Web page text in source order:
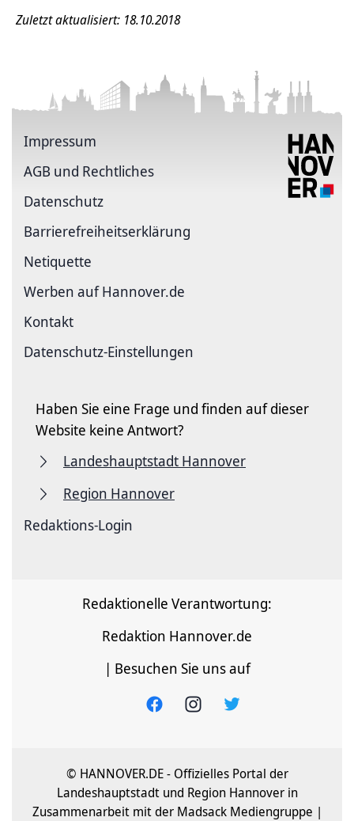
Zuletzt aktualisiert: 18.10.2018
Impressum
AGB und Rechtliches
Datenschutz
Barriere­freiheits­erklärung
Netiquette
Werben auf Hannover.de
Kontakt
Datenschutz-Einstellungen
Haben Sie eine Frage und finden auf dieser
Website keine Antwort?
Landeshauptstadt Hannover
Region Hannover
Redaktions-Login
Redaktionelle Verantwortung:
Redaktion Hannover.de
| Besuchen Sie uns auf
© HANNOVER.DE - Offizielles Portal der
Landeshauptstadt und Region Hannover in
Zusammenarbeit mit der Madsack Mediengruppe |